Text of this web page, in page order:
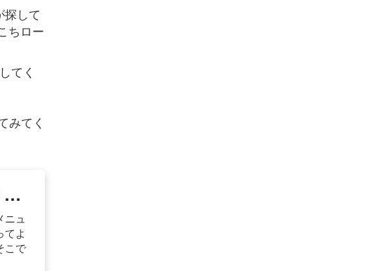
して
ちロー
てく
みてく
…
ニュ
てよ
こで